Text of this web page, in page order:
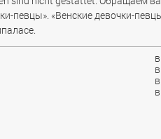
певцы». «Венские девочки-